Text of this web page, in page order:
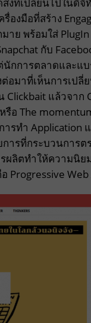
องมือที่สร้าง
ย พร้อมใส่
กับ
กการตลาดและแ
อมาที่เห็นการเปลี่
แล้วจาก
รือ The
รทำ Application
ารที่กระบวนการต
ลิตทำให้ความนิย
Web